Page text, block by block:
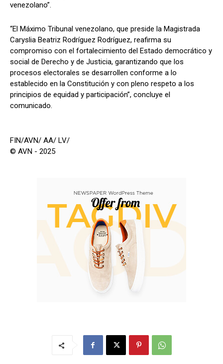
venezolano”.
“El Máximo Tribunal venezolano, que preside la Magistrada
Caryslia Beatriz Rodríguez Rodríguez, reafirma su
compromiso con el fortalecimiento del Estado democrático y
social de Derecho y de Justicia, garantizando que los
procesos electorales se desarrollen conforme a lo
establecido en la Constitución y con pleno respeto a los
principios de equidad y participación”, concluye el
comunicado.
FIN/AVN/ AA/ LV/
© AVN - 2025